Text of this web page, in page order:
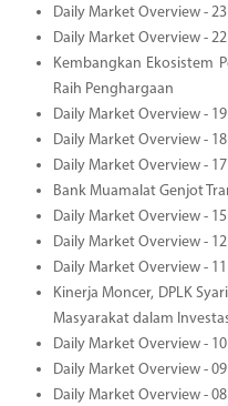
Daily Market Overview -
Daily Market Overview -
Kembangkan Ekosistem
Raih Penghargaan
Daily Market Overview -
Daily Market Overview -
Daily Market Overview -
Bank Muamalat Genjot
Daily Market Overview -
Daily Market Overview -
Daily Market Overview -
Kinerja Moncer, DPLK
Masyarakat dalam
Daily Market Overview -
Daily Market Overview -
Daily Market Overview -